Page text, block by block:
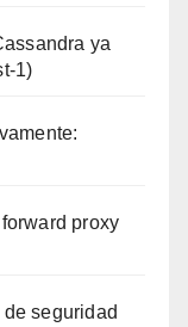
ya
1)
proxy
seguridad